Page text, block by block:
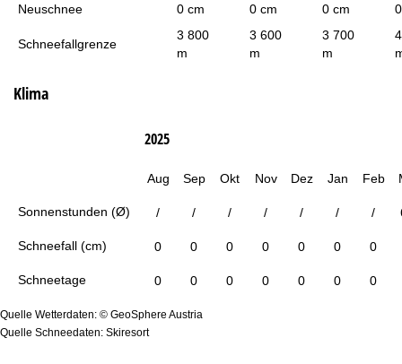
Neuschnee
0 cm 0 cm 0 cm
Schneefallgrenze
3 800
m
3 600
m
3 700
m
Klima
Sonnenstunden (Ø)
Schneefall (cm)
Schneetage
2025
Aug Sep Okt Nov Dez Jan Feb
/ / / / / / /
0 0 0 0 0 0 0
0 0 0 0 0 0 0
Quelle Wetterdaten: © GeoSphere Austria
Quelle Schneedaten: Skiresort